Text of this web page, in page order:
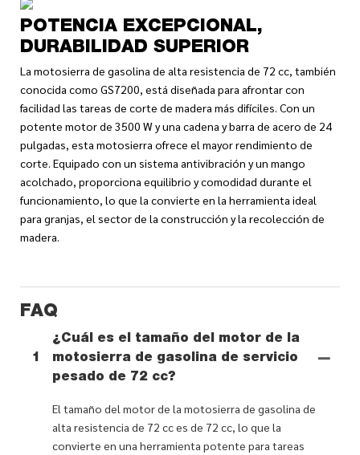
POTENCIA EXCEPCIONAL,
DURABILIDAD SUPERIOR
La motosierra de gasolina de alta resistencia de 72 cc, también
conocida como GS7200, está diseñada para afrontar con
facilidad las tareas de corte de madera más difíciles. Con un
potente motor de 3500 W y una cadena y barra de acero de 24
pulgadas, esta motosierra ofrece el mayor rendimiento de
corte. Equipado con un sistema antivibración y un mango
acolchado, proporciona equilibrio y comodidad durante el
funcionamiento, lo que la convierte en la herramienta ideal
para granjas, el sector de la construcción y la recolección de
madera.
FAQ
1
¿Cuál es el tamaño del motor de la
motosierra de gasolina de servicio
pesado de 72 cc?
El tamaño del motor de la motosierra de gasolina de
alta resistencia de 72 cc es de 72 cc, lo que la
convierte en una herramienta potente para tareas